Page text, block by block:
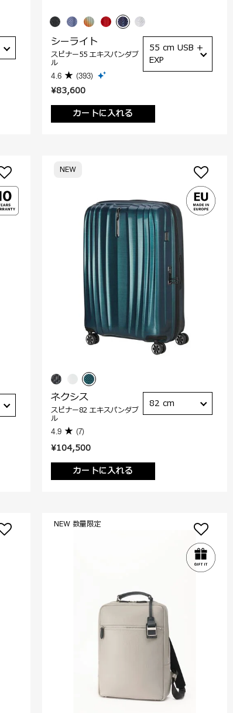
¥83,600
カートに入れる
シーライト
スピナー55 エキスパンダブ
ル
4.6 (393)
55 cm USB +
EXP
¥104,500
カートに入れる
NEW
ネクシス
スピナー82 エキスパンダブ
ル
4.9 (7)
82 cm
NEW 数量限定